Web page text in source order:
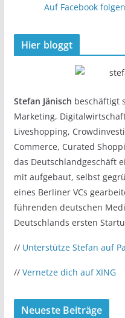
Auf Facebook folgen
Hier bloggt
Stefan Jänisch beschäftigt
Marketing,
Liveshopping,
Commerce, Curated
das Deutschlandgeschäft
mit aufgebaut, selbst
eines Berliner VCs
führenden deutschen
Deutschlands ersten
// Unterstütze Stefan auf
// Vernetze dich auf XING
Neueste Beiträge